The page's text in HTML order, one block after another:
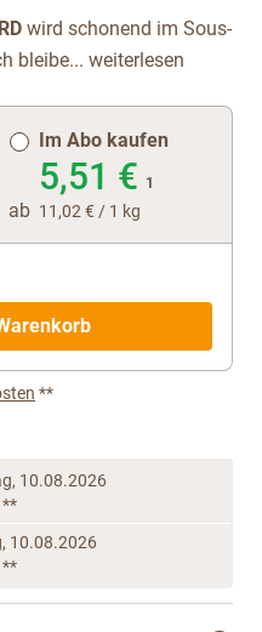
wird schonend im Sous-
bleibe... weiterlesen
Im Abo kaufen
ab
5,51 €
11,02 € / 1 kg
1
**
10.08.2026
**
10.08.2026
**